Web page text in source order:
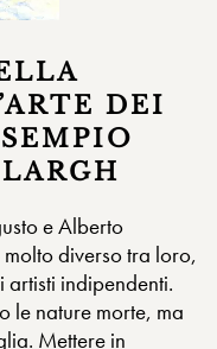
DEI
e Alberto
diverso tra loro,
indipendenti.
le nature morte, ma
Mettere in